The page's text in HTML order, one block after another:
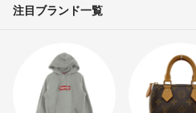
注目ブランド一覧